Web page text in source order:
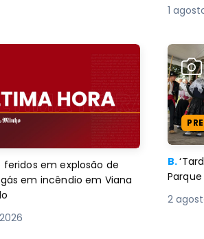
1
feridos em explosão de
em incêndio em Viana
B.
2